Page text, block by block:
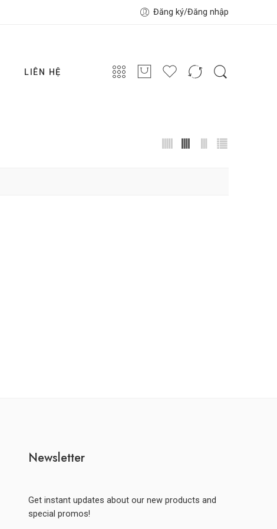
Đăng ký/Đăng nhập
LIÊN HỆ
Newsletter
Get instant updates about our new products and
special promos!